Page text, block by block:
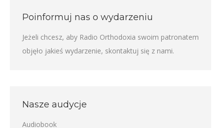
Poinformuj nas o wydarzeniu
Jeżeli chcesz, aby Radio Orthodoxia swoim patronatem
objęło jakieś wydarzenie, skontaktuj się z nami.
Nasze audycje
Audiobook